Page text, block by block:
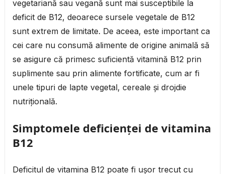
vegetariană sau vegană sunt mai susceptibile la
deficit de B12, deoarece sursele vegetale de B12
sunt extrem de limitate. De aceea, este important ca
cei care nu consumă alimente de origine animală să
se asigure că primesc suficientă vitamină B12 prin
suplimente sau prin alimente fortificate, cum ar fi
unele tipuri de lapte vegetal, cereale și drojdie
nutrițională.
Simptomele deficienței de vitamina
B12
Deficitul de vitamina B12 poate fi ușor trecut cu